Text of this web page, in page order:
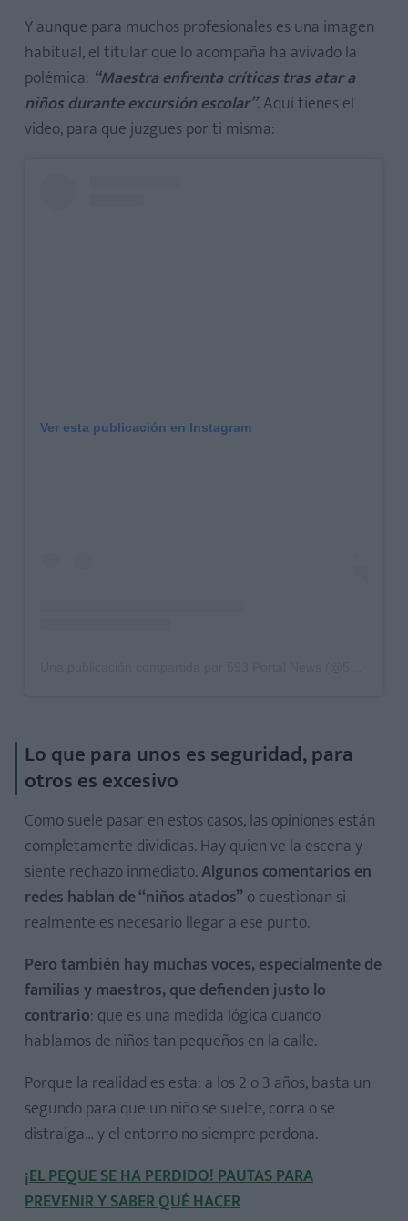
Y aunque para muchos profesionales es una imagen
habitual, el titular que lo acompaña ha avivado la
polémica: “Maestra enfrenta críticas tras atar a
niños durante excursión escolar”. Aquí tienes el
video, para que juzgues por ti misma:
Ver esta publicación en Instagram
Lo que para unos es seguridad, para
otros es excesivo
Como suele pasar en estos casos, las opiniones están
completamente divididas. Hay quien ve la escena y
siente rechazo inmediato.Algunos comentarios en
redes hablan de “niños atados” o cuestionan si
realmente es necesario llegar a ese punto.
Pero también hay muchas voces, especialmente de
familias y maestros, que defienden justo lo
contrario: que es una medida lógica cuando
hablamos de niños tan pequeños en la calle.
Porque la realidad es esta: a los 2 o 3 años, basta un
segundo para que un niño se suelte, corra o se
distraiga… y el entorno no siempre perdona.
¡EL PEQUE SE HA PERDIDO! PAUTAS PARA
PREVENIR Y SABER QUÉ HACER